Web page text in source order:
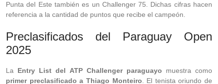
Punta del Este también es un Challenger 75. Dichas cifras hacen
referencia a la cantidad de puntos que recibe el campeón.
Preclasificados del Paraguay Open
2025
La Entry List del ATP Challenger paraguayo muestra como
primer preclasificado a Thiago Monteiro . El tenista oriundo de